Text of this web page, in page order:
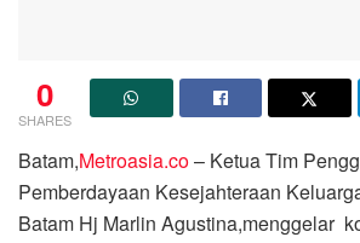
0
SHARES
Batam,Metroasia.co– Ketua Tim
Pemberdayaan Kesejahteraan
Batam Hj Marlin Agustina,menggelar